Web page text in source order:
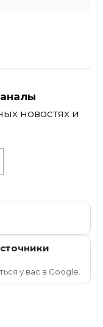
новостях и
у вас в Google.